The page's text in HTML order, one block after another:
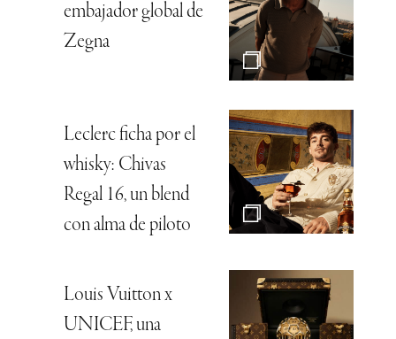
embajador global de
Zegna
Leclerc ficha por el
whisky: Chivas
Regal 16, un blend
con alma de piloto
Louis Vuitton x
UNICEF, una